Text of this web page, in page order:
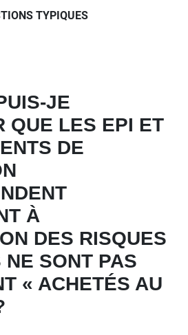
TYPIQUES
JE
QUE LES EPI ET
DE
À
DES RISQUES
NE SONT PAS
« ACHETÉS AU